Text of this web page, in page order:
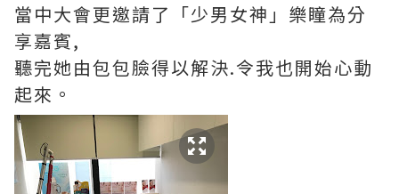
當中大會更邀請了「少男女神」樂瞳為分
享嘉賓,
聽完她由包包臉得以解決.令我也開始心動
起來。